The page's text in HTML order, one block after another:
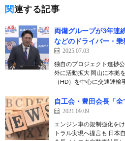
関連する記事
両備グループが3年連
などのドライバー・
2025.07.03
独自のプロジェクト進捗
外に活動拡大 岡山に本拠
（HD）を中心に交通運
自工会・豊田会長「全
2021.09.09
エンジン車の規制強化を
トラル実現へ提言も 日本